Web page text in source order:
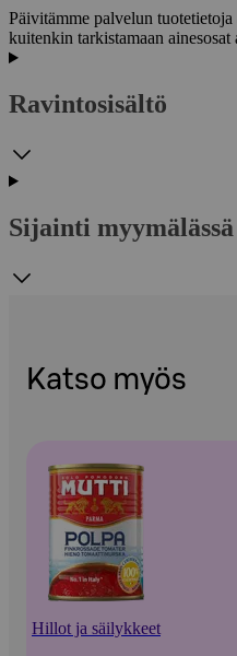
Päivitämme palvelun
kuitenkin tarkistamaan
Ravintosisältö
Sijainti myymälässä
Katso myös
Hillot ja säilykkeet